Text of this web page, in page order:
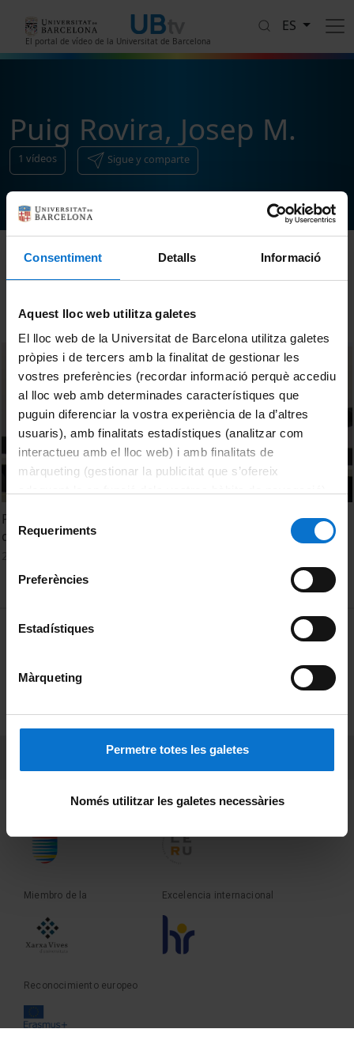
Consentiment Detalls Informació
Aquest lloc web utilitza galetes
El lloc web de la Universitat de Barcelona utilitza galetes
pròpies i de tercers amb la finalitat de gestionar les
vostres preferències (recordar informació perquè accediu
al lloc web amb determinades característiques que
puguin diferenciar la vostra experiència de la d’altres
usuaris), amb finalitats estadístiques (analitzar com
interactueu amb el lloc web) i amb finalitats de
màrqueting (gestionar la publicitat que s’ofereix
consultar laPolítica de galetes del lloc web de la
Selecció
de Requeriments
Preferències
Estadístiques
Màrqueting
Permetre totes les galetes
Només utilitzar les galetes necessàries
El portal de vídeo de la Universitat de Barcelona
ES
Puig Rovira, Josep M.
1 vídeos Sigue y comparte
Ordenar
Presentació de la 7a Jornada d'Intercanvi d'Experiències
d'Aprenentatge Servei
MENÚ PEU 1
Privacidad y términos
Sobre UBtv
Fundadora de la Miembro de la
Miembro de la Excelencia internacional
Reconocimiento europeo